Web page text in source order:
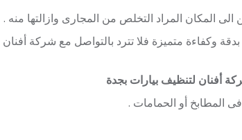
المكان المراد التخلص من المجارى وازالتها منه .
وكفاءة متميزة فلا تترد بالتواصل مع شركة أفنان
أفنان لتنظيف بيارات بجدة
المطابخ أو الحمامات .